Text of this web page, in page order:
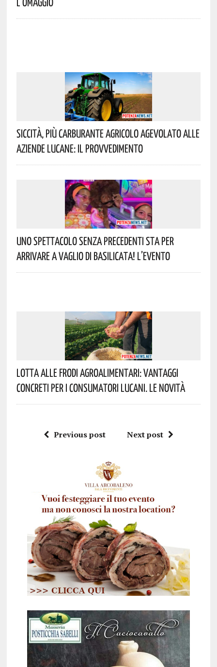
Siccità, Più Carburante Agricolo Agevolato Alle
Aziende Lucane: Il Provvedimento
Uno Spettacolo Senza Precedenti Sta Per
Arrivare A Vaglio Di Basilicata! L’evento
Lotta Alle Frodi Agroalimentari: Vantaggi
Concreti Per I Consumatori Lucani. Le Novità
Previous post Next post